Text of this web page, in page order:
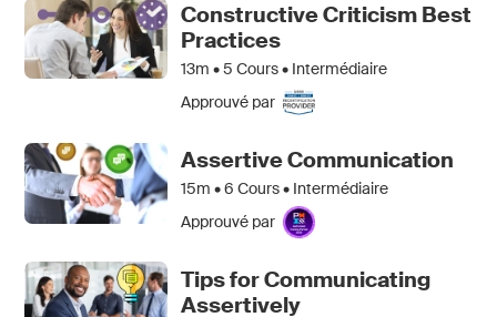
Constructive Criticism Best
Practices
13m •5 Cours • Intermédiaire
Approuvé par
Assertive Communication
15m •6 Cours • Intermédiaire
Approuvé par
Tips for Communicating
Assertively